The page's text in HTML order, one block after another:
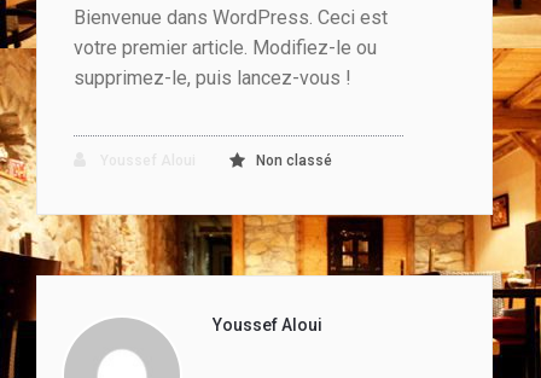
Bienvenue dans WordPress. Ceci est
votre premier article. Modifiez-le ou
supprimez-le, puis lancez-vous !
Non classé
Youssef Aloui